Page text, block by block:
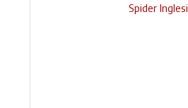
Spider Inglesi